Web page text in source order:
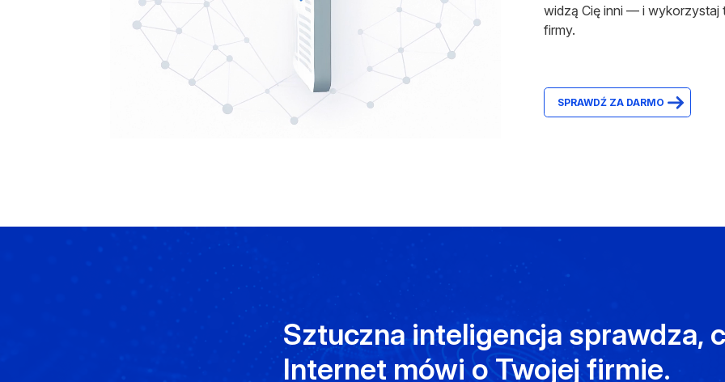
widzą Cię inni — i wykorzystaj
firmy.
SPRAWDŹ ZA DARMO
Sztuczna inteligencja sprawdza,
Internet mówi o Twojej firmie.